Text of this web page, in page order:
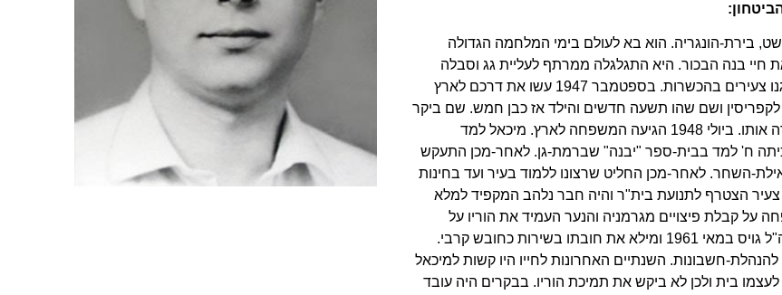
ן:
נולד ביום כ"א באב תש"ג (22.8.1943) בבודפשט, בירת-הונגריה. הוא בא לעולם בימי המלחמה הגדולה
חיי בנה הבכור. היא התגלגלה ממרתף לעליית גג וסבלה
חרפת רעב. הורי מיכאל היו חניכי תנועה ציונית בפעולתם ואירגנו צעירים בהכשרות. בספטמבר 1947 עשו את דרכם לארץ
ושם שהו תשעה חדשים והילד אז כבן חמש. שם ביקר
בגן-ילדים והיה שר את השירים בשפה העברית אשר אמו לימדה אותו. ביולי 1948 הגיעה המשפחה לארץ. מיכאל למד
ח' למד בבית-ספר "יבנה" שברמת-גן. לאחר-מכן התעקש
השחר. לאחר-מכן החליט שרצונו ללמוד בעיר ועד בחינות
הצטרף לתנועת בית"ר והיה חבר נלהב המקפיד למלא
על קבלת פיצויים מגרמניה והנער העמיד את הוריו על
ההשפלה שיש בקבלת פיצויים מידי הרוצח – ושכנע אותם. לצה"ל גויס במאי 1961 ומילא את חובתו בשירות כחובש קרבי.
חשבונות. השנתיים האחרונות לחייו היו קשות למיכאל
בית ולכן לא ביקש את תמיכת הוריו. בבקרים היה עובד